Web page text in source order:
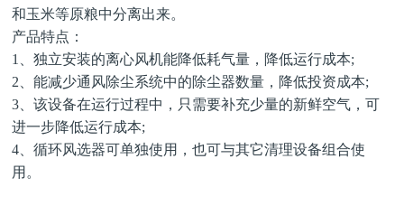
和玉米等原粮中分离出来。
产品特点：
1、独立安装的离心风机能降低耗气量，降低运行成本;
2、能减少通风除尘系统中的除尘器数量，降低投资成本;
3、该设备在运行过程中，只需要补充少量的新鲜空气，可
进一步降低运行成本;
4、循环风选器可单独使用，也可与其它清理设备组合使
用。